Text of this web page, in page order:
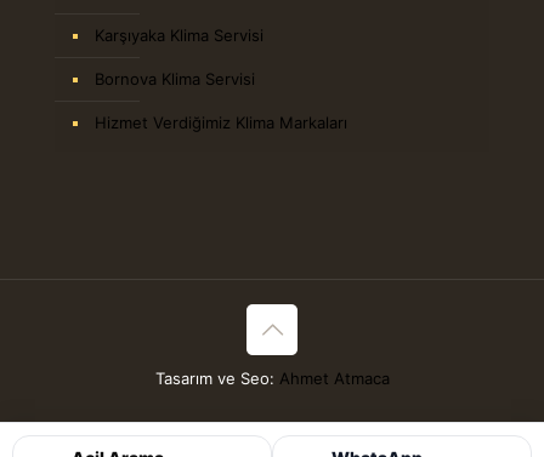
Karşıyaka Klima Servisi
Bornova Klima Servisi
Hizmet Verdiğimiz Klima Markaları
Tasarım ve Seo: Ahmet Atmaca